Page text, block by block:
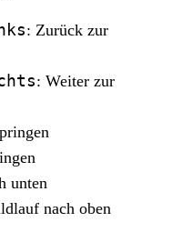
: Zurück zur
: Weiter zur
unten
nach oben